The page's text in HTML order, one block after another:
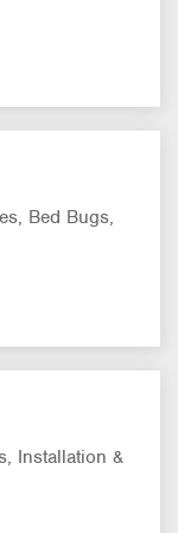
Bed Bugs,
Installation &